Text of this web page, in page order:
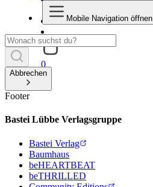
0
Mobile Navigation öffnen
Abbrechen
Footer
Bastei Lübbe Verlagsgruppe
Bastei Verlag
Baumhaus
beHEARTBEAT
beTHRILLED